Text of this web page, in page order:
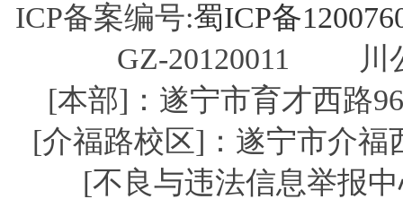
ICP备案编号:蜀ICP备
GZ-20120011 川公
[本部]：遂宁市育才西路
[介福路校区]：遂宁市介
[不良与违法信息举报